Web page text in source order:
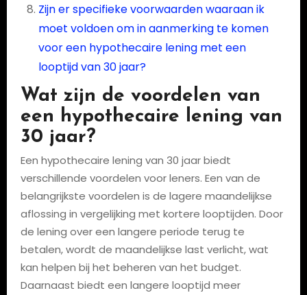
Zijn er specifieke voorwaarden waaraan ik
moet voldoen om in aanmerking te komen
voor een hypothecaire lening met een
looptijd van 30 jaar?
Wat zijn de voordelen van
een hypothecaire lening van
30 jaar?
Een hypothecaire lening van 30 jaar biedt
verschillende voordelen voor leners. Een van de
belangrijkste voordelen is de lagere maandelijkse
aflossing in vergelijking met kortere looptijden. Door
de lening over een langere periode terug te
betalen, wordt de maandelijkse last verlicht, wat
kan helpen bij het beheren van het budget.
Daarnaast biedt een langere looptijd meer